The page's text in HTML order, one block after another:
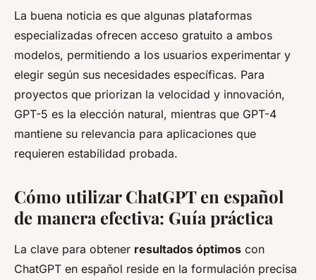
La buena noticia es que algunas plataformas
especializadas ofrecen acceso gratuito a ambos
modelos, permitiendo a los usuarios experimentar y
elegir según sus necesidades específicas. Para
proyectos que priorizan la velocidad y innovación,
GPT-5 es la elección natural, mientras que GPT-4
mantiene su relevancia para aplicaciones que
requieren estabilidad probada.
Cómo utilizar ChatGPT en español
de manera efectiva: Guía práctica
La clave para obtener resultados óptimos con
ChatGPT en español reside en la formulación precisa